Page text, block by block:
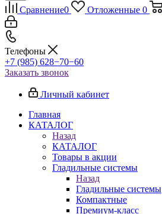
Сравнение0 Отложенные 0
Телефоны
+7 (985) 628−70−60
Заказать звонок
Личный кабинет
Главная
КАТАЛОГ
Назад
КАТАЛОГ
Товары в акции
Гладильные системы
Назад
Гладильные системы
Компактные
Премиум-класс